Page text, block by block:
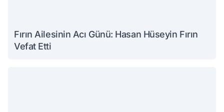
Fırın Ailesinin Acı Günü: Hasan Hüseyin Fırın
Vefat Etti